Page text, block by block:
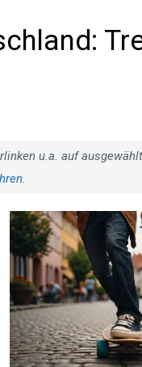
u.a. auf
.